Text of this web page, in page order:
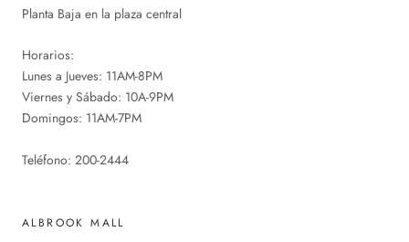
Planta Baja en la plaza central
Horarios:
Lunes a Jueves: 11AM-8PM
Viernes y Sábado: 10A-9PM
Domingos: 11AM-7PM
Teléfono: 200-2444
ALBROOK MALL